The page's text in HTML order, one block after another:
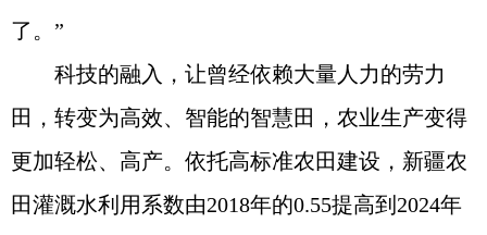
了。”
科技的融入，让曾经依赖大量人力的劳力
田，转变为高效、智能的智慧田，农业生产变得
更加轻松、高产。依托高标准农田建设，新疆农
田灌溉水利用系数由2018年的0.55提高到2024年